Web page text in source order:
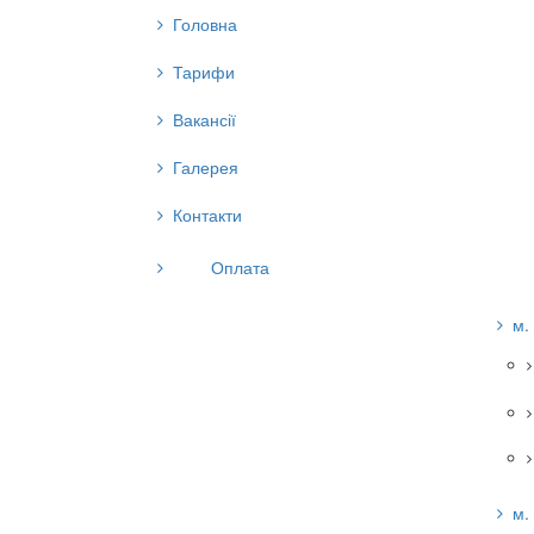
Головна
Тарифи
Вакансії
Галерея
Контакти
Оплата
м.
м.